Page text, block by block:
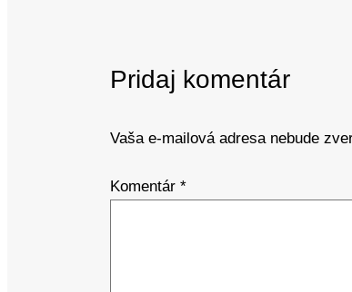
Pridaj komentár
Vaša e-mailová adresa nebude
Komentár*